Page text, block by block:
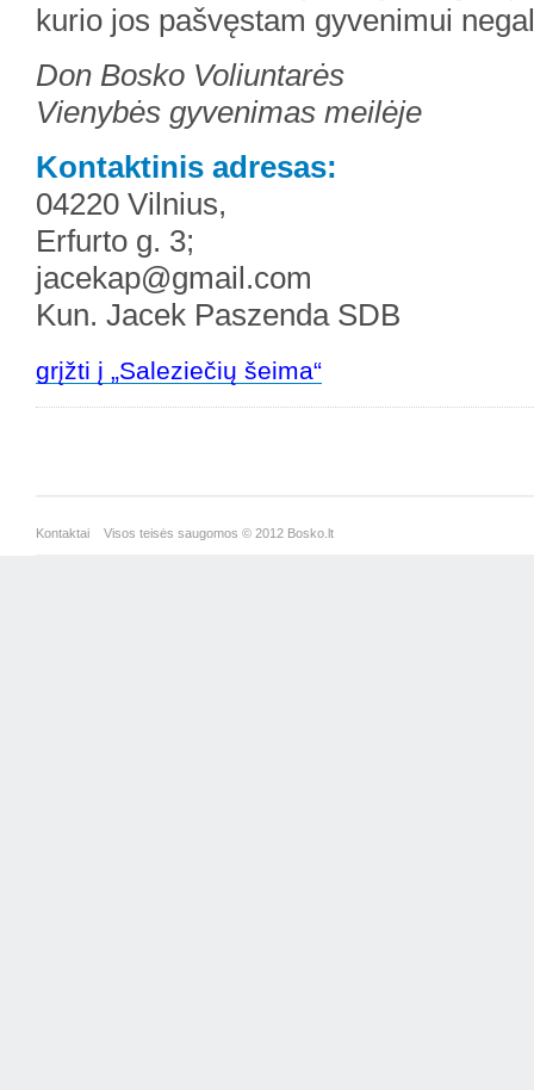
kurio jos pašvęstam gyvenimui
Don Bosko Voliuntarės
Vienybės gyvenimas meilėje
Kontaktinis adresas:
04220 Vilnius,
Erfurto g. 3;
jacekap@gmail.com
Kun. Jacek Paszenda SDB
grįžti į „Saleziečių šeima“
Kontaktai Visos teisės saugomos © 2012 Bosko.lt